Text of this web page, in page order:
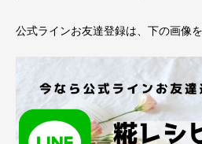
公式ラインお友達登録は、下の画像